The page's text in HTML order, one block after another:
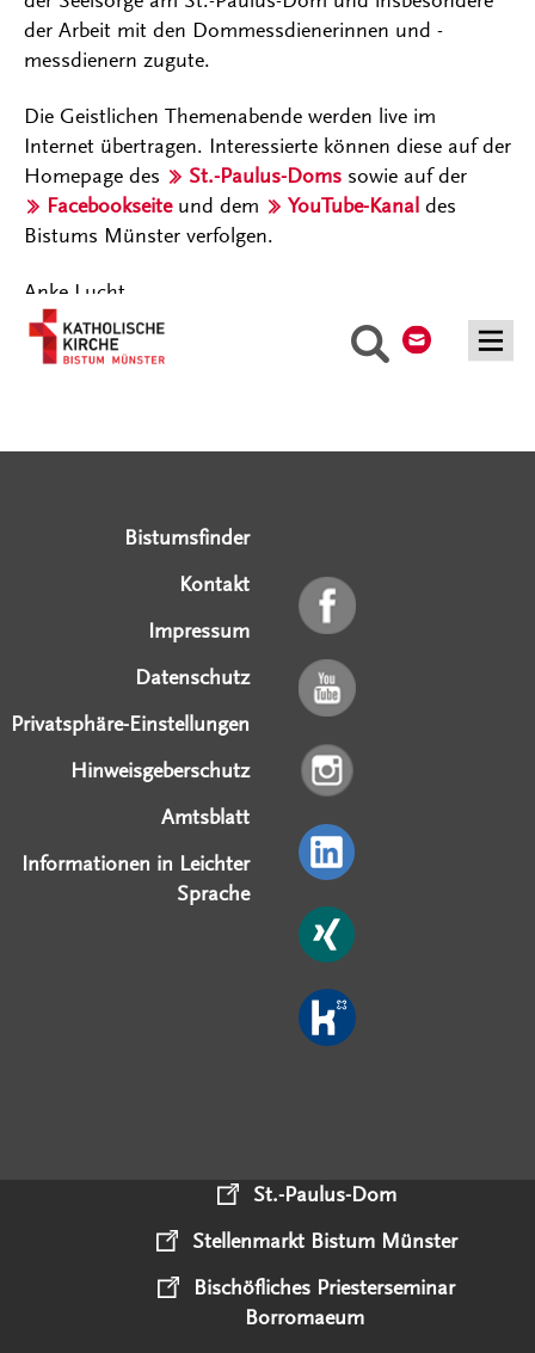
Suche
der Arbeit mit den Dommessdienerinnen und -
messdienern zugute.
Die Geistlichen Themenabende werden live im
Internet übertragen. Interessierte können diese auf der
Homepage des
St.-Paulus-Doms sowie auf der
Facebookseiteund dem YouTube-Kanal des
Bistums Münster verfolgen.
Anke Lucht
Bistumsfinder
Kontakt
Impressum
Datenschutz
Privatsphäre-Einstellungen
Hinweisgeberschutz
Amtsblatt
Informationen in Leichter
Sprache
St.-Paulus-Dom
Stellenmarkt Bistum Münster
Bischöfliches Priesterseminar
Borromaeum